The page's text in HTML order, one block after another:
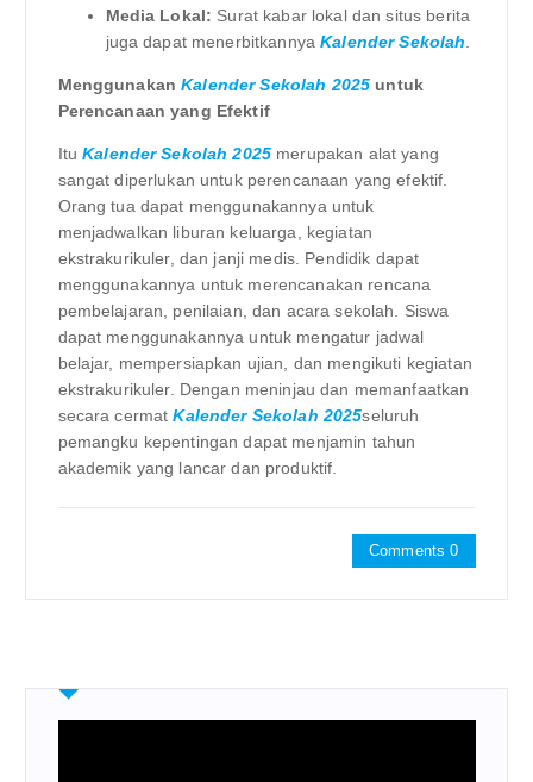
Media Lokal: Surat kabar lokal dan situs berita
juga dapat menerbitkannyaKalender Sekolah
MenggunakanKalender Sekolah 2025 untuk
Perencanaan yang Efektif
ItuKalender Sekolah 2025 merupakan alat yang
sangat diperlukan untuk perencanaan yang efektif.
Orang tua dapat menggunakannya untuk
menjadwalkan liburan keluarga, kegiatan
ekstrakurikuler, dan janji medis. Pendidik dapat
menggunakannya untuk merencanakan rencana
pembelajaran, penilaian, dan acara sekolah. Siswa
dapat menggunakannya untuk mengatur jadwal
belajar, mempersiapkan ujian, dan mengikuti kegiatan
ekstrakurikuler. Dengan meninjau dan memanfaatkan
secara cermatKalender Sekolah 2025seluruh
pemangku kepentingan dapat menjamin tahun
akademik yang lancar dan produktif.
Comments 0